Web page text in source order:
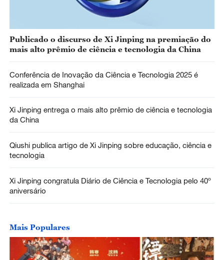
Publicado o discurso de Xi Jinping na premiação do
mais alto prêmio de ciência e tecnologia da China
Conferência de Inovação da Ciência e Tecnologia 2025 é
realizada em Shanghai
Xi Jinping entrega o mais alto prêmio de ciência e tecnologia
da China
Qiushi publica artigo de Xi Jinping sobre educação, ciência e
tecnologia
Xi Jinping congratula Diário de Ciência e Tecnologia pelo 40º
aniversário
Mais Populares